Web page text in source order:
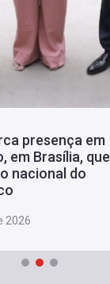
presença em
em Brasília, que
nacional do
2026